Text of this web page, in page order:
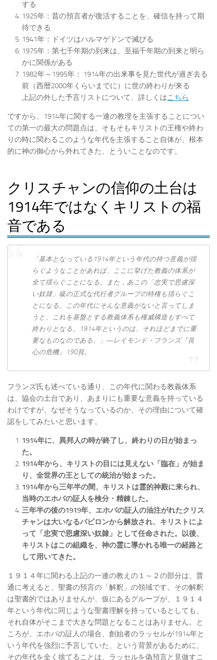
する
1925年：昔の預言者が復活することを、確信を持って期
待できる
1941年：ドイツはハルマゲドンで滅びる
1975年：第七千年期の到来は、至福千年期の到来と明ら
かに関係がある
1982年～1995年： 1914年の出来事を見た世代が過ぎ去る
前（西暦2000年くらいまでに）に世の終わりが来る
上記の外した予言リストについて、詳しくはこちら
ですから、1914年に関する一連の教理を主張することについ
ての第一の最大の問題点は、そもそもキリストの王権や終わ
りの時に関わるこのような年代を主張すること自体が、根本
的に神の御心から外れてきた、とういことなのです。
クリスチャンの信仰の土台は
1914年ではなくキリストの福
音である
「基本となっている1914年という年代の持つ意義が揺
らぐようなことがあれば、ここに挙げた教義の体系が
全て揺らぐことになる。また，あこの「忠実で思慮深
い奴隷」級の正式な代行者グループの特権も揺らぐこ
とになる。この年代にそんな意義がないと言ってしま
うと、これを基盤とする教義体系も権威構造もすべて
終わりとなる。1914年というのは、それほどまでに重
要なものなのである。」―レイモンド・フランズ『良
心の危機』190頁。
フランズ氏も述べている通り、この年代に関わる教義体系
は、協会の土台であり、あまりにも重要な意義を持っている
わけですが、なぜそうなっているのか、その理由について確
認をしてみたいと思います。
1914年に、異邦人の時が終了し、終わりの日が始まっ
た。
1914年から、キリストの目には見えない「臨在」が始ま
り、全世界の王としての統治が始まった。
1914年から三年半の間、キリストは霊的神殿に来られ、
当時のエホバの証人を検分・精錬した。
三年半の後の1919年、エホバの証人の油注がれたクリス
チャンは大いなるバビロンから解放され、キリストによ
って「忠実で思慮深い奴隷」として任命された。以後、
キリストはこの組織を、神の霊に導かれる唯一の経路と
して用いてきた。
１９１４年に関わる上記の一連の教えの１～２の部分は、普
通に考えると、聖書の預言の「解釈」の領域です。その解釈
は聖書的ではありませんが、仮にあるグループが、１９１４
年という年代に同じような聖書理解を持っているとしても、
それ自体がそこまで大きな問題となることはありません。と
ころが、エホバの証人の場合、創始者のラッセルが1914年と
いう年代を強烈に予言していた、という背景があるために、
その年代を全く捨てることは、ラッセルを偽預言と見做すこ